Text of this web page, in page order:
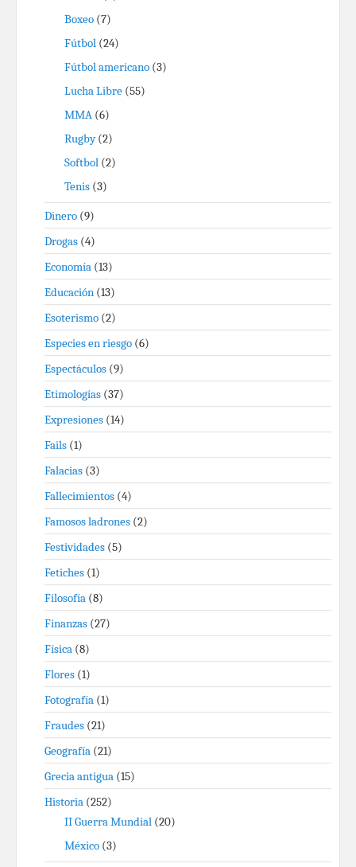
Boxeo (7)
Fútbol (24)
Fútbol americano (3)
Lucha Libre (55)
MMA (6)
Rugby(2)
Softbol (2)
Tenis (3)
Dinero (9)
Drogas (4)
Economía (13)
Educación (13)
Esoterismo (2)
Especies en riesgo (6)
Espectáculos (9)
Etimologías (37)
Expresiones (14)
Fails (1)
Falacias (3)
Fallecimientos (4)
Famosos ladrones (2)
Festividades (5)
Fetiches (1)
Filosofía (8)
Finanzas (27)
Física (8)
Flores (1)
Fotografía (1)
Fraudes (21)
Geografía (21)
Grecia antigua (15)
Historia (252)
II Guerra Mundial (20)
México (3)